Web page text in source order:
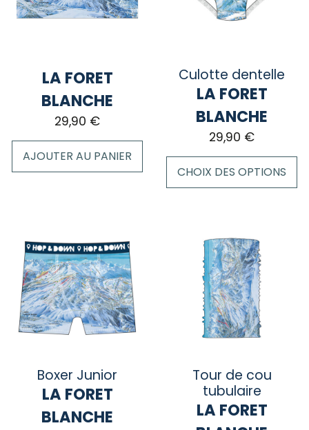
LA FORET
BLANCHE
29,90 €
AJOUTER AU PANIER
Culotte dentelle
LA FORET
BLANCHE
29,90 €
CHOIX DES OPTIONS
plusieurs
variations.
options
peuvent
Boxer Junior
LA FORET
BLANCHE
Tour de cou
tubulaire
LA FORET